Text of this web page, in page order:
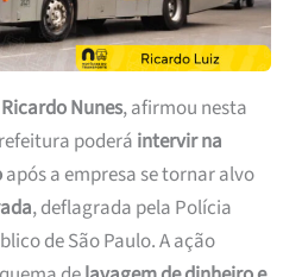
Ricardo Nunes, afirmou nesta
poderá intervir na
após a empresa se tornar alvo
, deflagrada pela Polícia
de São Paulo. A ação